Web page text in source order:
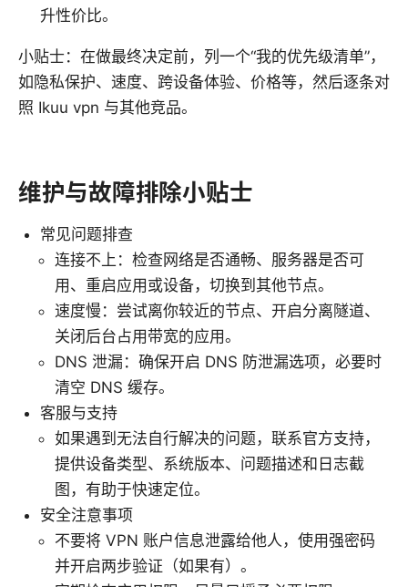
升性价比。
小贴士：在做最终决定前，列一个“我的优先级清单”，
如隐私保护、速度、跨设备体验、价格等，然后逐条对
照 Ikuu vpn 与其他竞品。
维护与故障排除小贴士
常见问题排查
连接不上：检查网络是否通畅、服务器是否可
用、重启应用或设备，切换到其他节点。
速度慢：尝试离你较近的节点、开启分离隧道、
关闭后台占用带宽的应用。
DNS 泄漏：确保开启 DNS 防泄漏选项，必要时
清空 DNS 缓存。
客服与支持
如果遇到无法自行解决的问题，联系官方支持，
提供设备类型、系统版本、问题描述和日志截
图，有助于快速定位。
安全注意事项
不要将 VPN 账户信息泄露给他人，使用强密码
并开启两步验证（如果有）。